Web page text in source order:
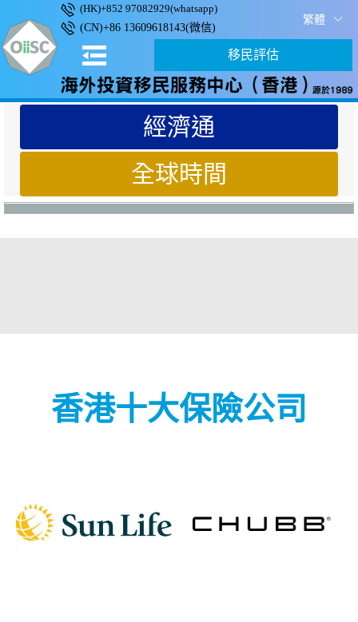
(HK)+852 97082929(whatsapp)
(CN)+86 13609618143(微信)
繁體
移民評估
經濟通
全球時間
香港十大保險公司